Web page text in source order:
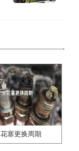
塞更换周期